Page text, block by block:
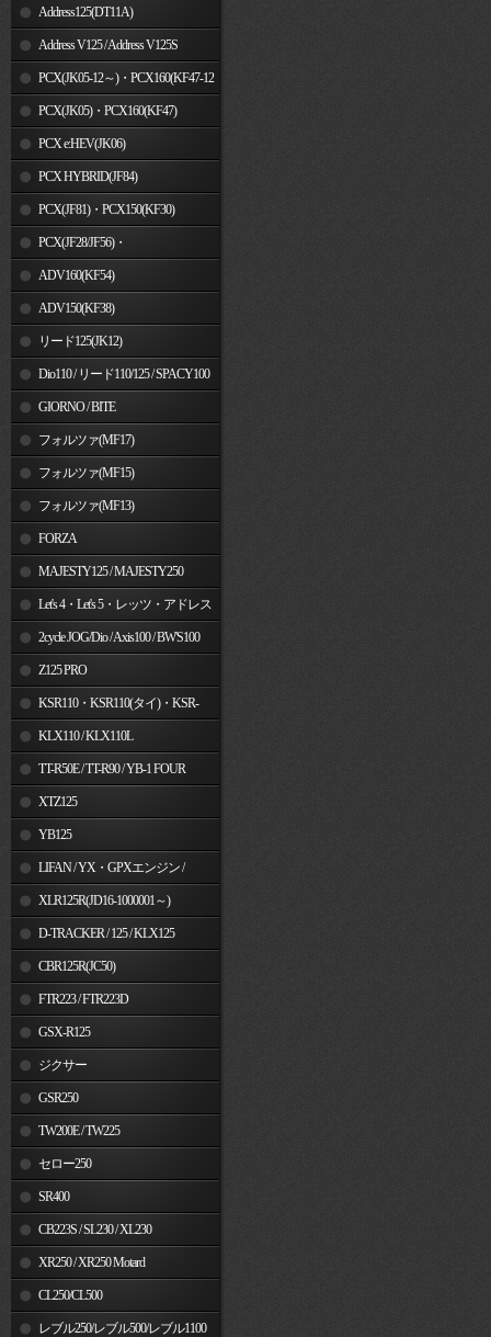
Address125(DT11A)
Address V125 / Address V125S
PCX(JK05-12～)・PCX160(KF47-12
～) PCX(JK05)・PCX160(KF47)
PCX e:HEV(JK06)
PCX HYBRID(JF84)
PCX(JF81)・PCX150(KF30)
PCX(JF28/JF56)・
PCX150(KF12/KF18)
ADV160(KF54)
ADV150(KF38)
リード125(JK12)
Dio110 / リード110/125 / SPACY100
GIORNO / BITE
フォルツァ(MF17)
フォルツァ(MF15)
フォルツァ(MF13)
FORZA
MAJESTY125 / MAJESTY250
Let's 4・Let's 5・レッツ・アドレス
V50 2cycle JOG/Dio / Axis100 / BW'S100
Z125 PRO
KSR110・KSR110(タイ)・KSR-
I/II・KSR PRO
KLX110 / KLX110L
TT-R50E / TT-R90 / YB-1 FOUR
XTZ125
YB125
LIFAN / YX・GPXエンジン /
JinchengXLR125R(JD16-1000001～)
D-TRACKER / 125 / KLX125
CBR125R(JC50)
FTR223 / FTR223D
GSX-R125
ジクサー
GSR250
TW200E / TW225
セロー250
SR400
CB223S / SL230 / XL230
XR250 / XR250 Motard
CL250/CL500
レブル250/レブル500/レブル1100